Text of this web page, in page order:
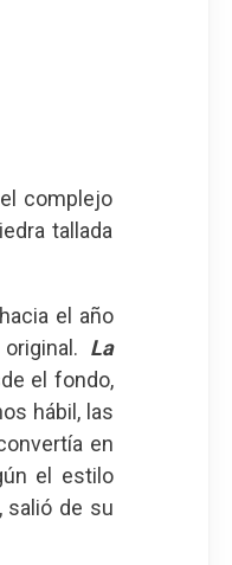
complejo
tallada
el año
La
el fondo,
hábil, las
en
el estilo
salió de su